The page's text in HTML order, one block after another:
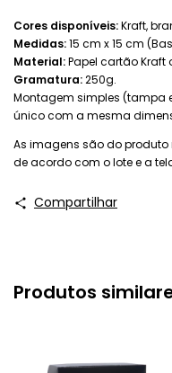
Cores disponíveis:Kraft,
Medidas:15 cm x 15 cm
Material:Papel cartão Kraft
Gramatura:250g.
Montagem simples (tampa
único com a mesma
As imagens são do
de acordo com o lote e a
Compartilhar
Produtos